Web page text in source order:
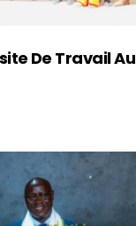
De Travail Au